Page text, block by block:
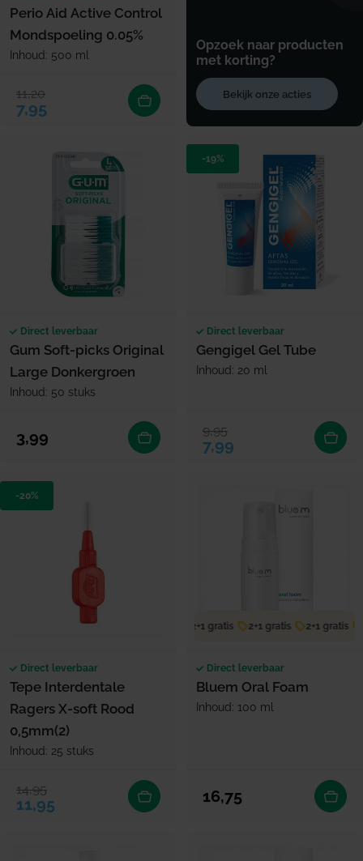
Perio Aid Active Control
Mondspoeling 0.05%
Inhoud: 500 ml
Verkoopprijs
7,95
Normale prijs
11,20
Opzoek naar producten
met korting?
Bekijk onze acties
Direct leverbaar
Gum Soft-picks Original
Large Donkergroen
Inhoud: 50 stuks
Normale prijs
3,99
-19%
Direct leverbaar
Gengigel Gel Tube
Inhoud: 20 ml
Verkoopprijs
7,99
Normale prijs
9,95
-20%
Direct leverbaar
Tepe Interdentale
Ragers X-soft Rood
0,5mm(2)
Inhoud: 25 stuks
Verkoopprijs
11,95
Normale prijs
14,95
2+1 gratis 2+1 gratis 2+1 gratis
Direct leverbaar
Bluem Oral Foam
Inhoud: 100 ml
Normale prijs
16,75